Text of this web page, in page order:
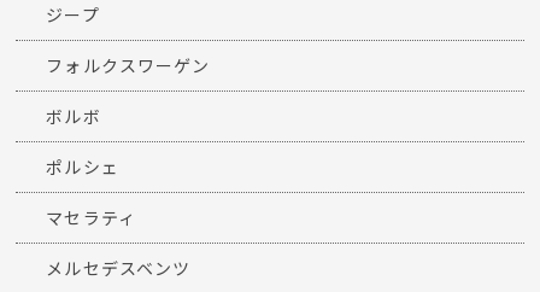
ジープ
フォルクスワーゲン
ボルボ
ポルシェ
マセラティ
メルセデスベンツ